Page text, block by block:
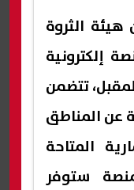
هيئة الثروة
إلكترونية
تتضمن
عن المناطق
المتاحة
ستوفر